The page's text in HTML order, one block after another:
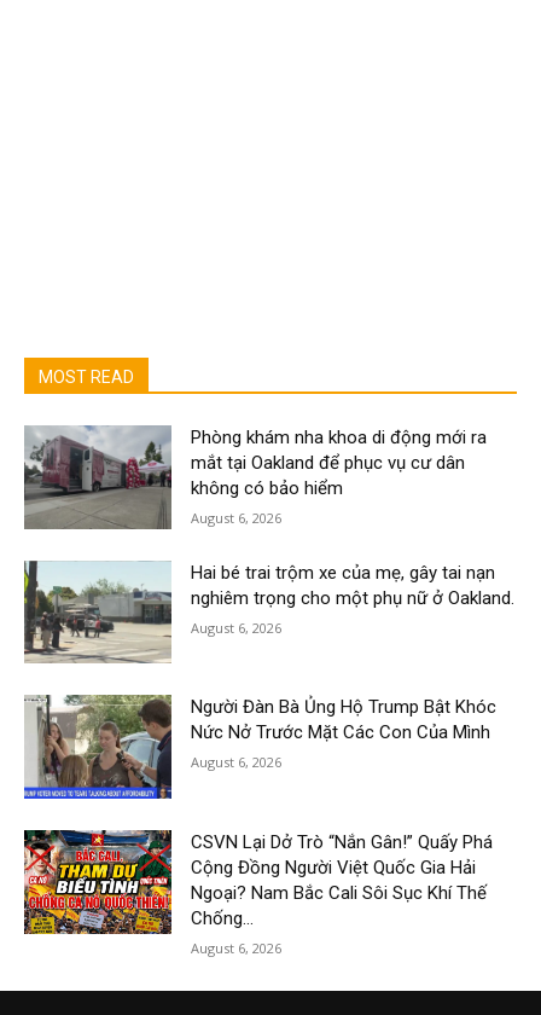
MOST READ
Phòng khám nha khoa di động mới ra
mắt tại Oakland để phục vụ cư dân
không có bảo hiểm
August 6, 2026
Hai bé trai trộm xe của mẹ, gây tai nạn
nghiêm trọng cho một phụ nữ ở Oakland.
August 6, 2026
Người Đàn Bà Ủng Hộ Trump Bật Khóc
Nức Nở Trước Mặt Các Con Của Mình
August 6, 2026
CSVN Lại Dở Trò “Nắn Gân!” Quấy Phá
Cộng Đồng Người Việt Quốc Gia Hải
Ngoại? Nam Bắc Cali Sôi Sục Khí Thế
Chống...
August 6, 2026